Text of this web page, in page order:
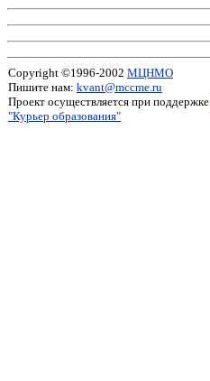
Copyright ©1996-2002 МЦНМО
Пишите нам: kvant@mccme.ru
Проект осуществляется при поддержке
"Курьер образования"